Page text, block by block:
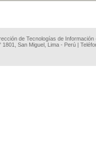
de Tecnologías de
1801, San Miguel, Lima - Perú |